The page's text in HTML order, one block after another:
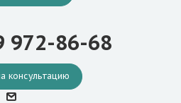
972-86-68
консультацию